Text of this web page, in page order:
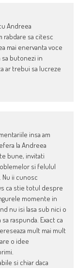
Andreea
rabdare sa citesc
mai enervanta voce
butonezi in
ar trebui sa lucreze
insa am
la Andreea
bune, invitati
si felulul
ii cunosc
ca stie totul despre
momente in
nu isi lasa sub nici o
raspunda. Exact ca
mult mai mult
o idee
si chiar daca